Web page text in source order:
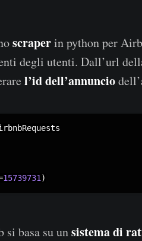
scraperin python per
degli utenti. Dall’url
l’id dell’annuncio
15739731 )
si basa su unsistema di